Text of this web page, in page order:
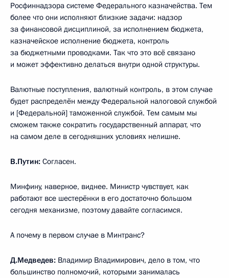
Росфиннадзора системе Федерального казначейства. Тем
более что они исполняют близкие задачи: надзор
за финансовой дисциплиной, за исполнением бюджета,
казначейское исполнение бюджета, контроль
за бюджетными проводками. Так что это всё связано
и может эффективно делаться внутри одной структуры.
Валютные поступления, валютный контроль, в этом случае
будет распределён между Федеральной налоговой службой
и [Федеральной] таможенной службой. Тем самым мы
сможем также сократить государственный аппарат, что
на самом деле в сегодняшних условиях нелишне.
В.Путин: Согласен.
Минфину, наверное, виднее. Министр чувствует, как
работают все шестерёнки в его достаточно большом
сегодня механизме, поэтому давайте согласимся.
А почему в первом случае в Минтранс?
Д.Медведев: Владимир Владимирович, дело в том, что
большинство полномочий, которыми занималась